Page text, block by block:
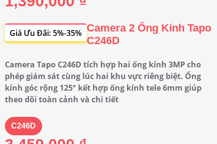
Giá Ưu Đãi: 5%-35% Camera 2 Ống Kính Tapo
C246D
Camera Tapo C246D tích hợp hai ống kính 3MP cho
phép giám sát cùng lúc hai khu vực riêng biệt. Ống
kính góc rộng 125° kết hợp ống kính tele 6mm giúp
theo dõi toàn cảnh và chi tiết
C246D